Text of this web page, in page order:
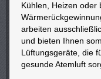
Kühlen, Heizen oder
arbeiten
und bieten Ihnen
Lüftungsgeräte, die
gesunde Atemluft